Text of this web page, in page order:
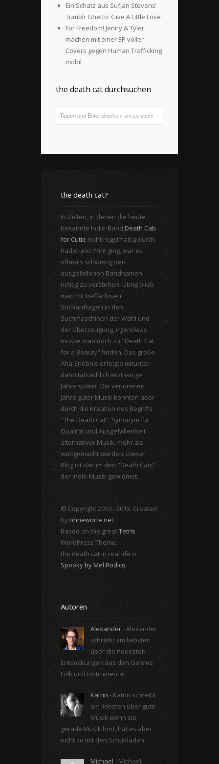
Ein Schatz aus Sufjan Stevens’
Tumblr Ghetto: Give A Little Love
For Freedom! Jenny & Tyler
machen mit einer EP voller
Covers gegen Human Trafficking
mobil
the death cat durchsuchen
the death cat?
In Zeiten, in denen die heute
bekannte Indie-Band Death Cab
for Cutienicht regelmäßig durch
Radio und Print ging, war es
oftmals schwierig den
ausgefallenen Bandnamen
richtig zu verstehen. Übrig blieb
man mit trefferlosen
Suchanfragen in den
Suchmaschinen der Wahl und
der Überzeugung, irgendwas
müsse man doch zu "Death Cat
for a Beauty" finden. Das große
Aha-Erlebnis erfolgte mitunter
dann tatsächlich erst einige
Jahre später. Die verlorenen
Jahre guter Musik konnten aber
durch die Kreation des Begriffs
"The Death Cat", Synonym für
Qualität und Ausgefallenheit
alternativer Musik, mehr als
wettgemacht werden. Dieser
Blog ist darum den "Death Cats"
der Indie-Musik gewidmet.
© Copyright 2010 - 2013. Created
byohneworte.net.
Based on the greatTetris
WordPress Theme.
the death cat in real life is
Spooky by Mel Rodicq.
Autoren
Alexander- Alexander
schreibt am liebsten
über die neuesten
Entdeckungen aus den Genres
Folk und Instrumental.
Katrin - Katrin schreibt
am liebsten über gute
Musik wenn sie
gerade Musik hört, hat es aber
nicht so mit den Schubladen.
Michael - Michael